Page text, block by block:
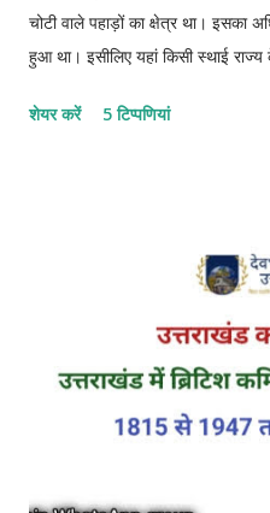
चोटी वाले पहाड़ों का क्षेत्र था। इसका
हुआ था। इसीलिए यहां किसी स्थाई राज्य
प्राचीन इतिहास के सूत्रों को जोड़ा
और विष्णु पुराण में कुणिंद को कुणिंद
के रूप में अभी तक 5 अभिलेख प्राप्त
प्राप्त हुए हैं। वर्तमान समय में मथुरा
शेयर करें 5 टिप्पणियां